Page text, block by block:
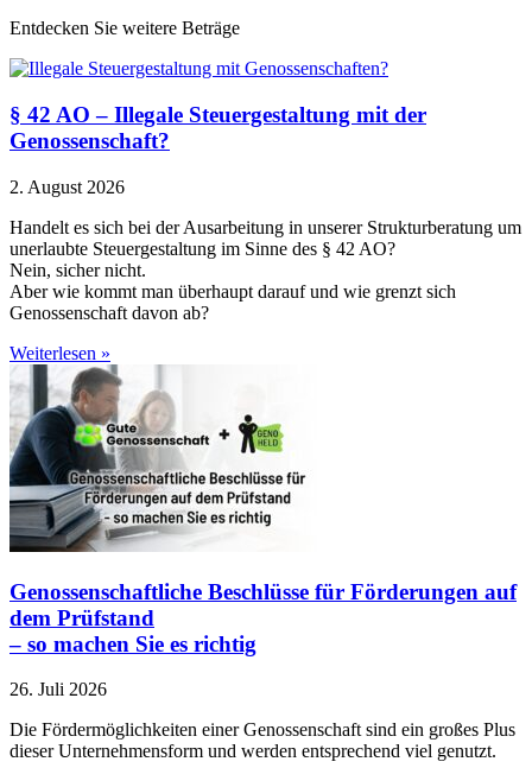
Entdecken Sie weitere Beträge
§ 42 AO – Illegale Steuergestaltung mit der
Genossenschaft?
2. August 2026
Handelt es sich bei der Ausarbeitung in unserer Strukturberatung um
unerlaubte Steuergestaltung im Sinne des § 42 AO?
Nein, sicher nicht.
Aber wie kommt man überhaupt darauf und wie grenzt sich
Genossenschaft davon ab?
Weiterlesen »
Genossenschaftliche Beschlüsse für Förderungen auf
dem Prüfstand
– so machen Sie es richtig
26. Juli 2026
Die Fördermöglichkeiten einer Genossenschaft sind ein großes Plus
dieser Unternehmensform und werden entsprechend viel genutzt.